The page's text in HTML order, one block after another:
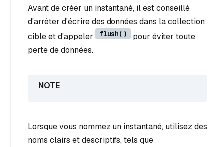
Avant de créer un instantané, il est conseillé
d'arrêter d'écrire des données dans la collection
cible et d'appeler
flush()
pour éviter toute
perte de données.
Lorsque vous nommez un instantané, utilisez des
noms clairs et descriptifs, tels que